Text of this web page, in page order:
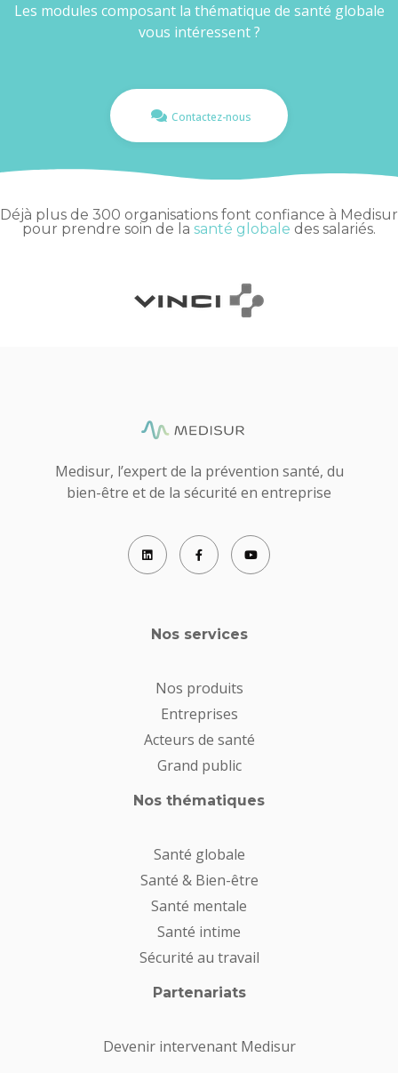
Les modules composant la thématique de santé globale
vous intéressent ?
Contactez-nous
Déjà plus de 300 organisations font confiance à Medisur
pour prendre soin de la santé globale des salariés.
Medisur, l’expert de la prévention santé, du
bien-être et de la sécurité en entreprise
Nos services
Nos produits
Entreprises
Acteurs de santé
Grand public
Nos thématiques
Santé globale
Santé & Bien-être
Santé mentale
Santé intime
Sécurité au travail
Partenariats
Devenir intervenant Medisur